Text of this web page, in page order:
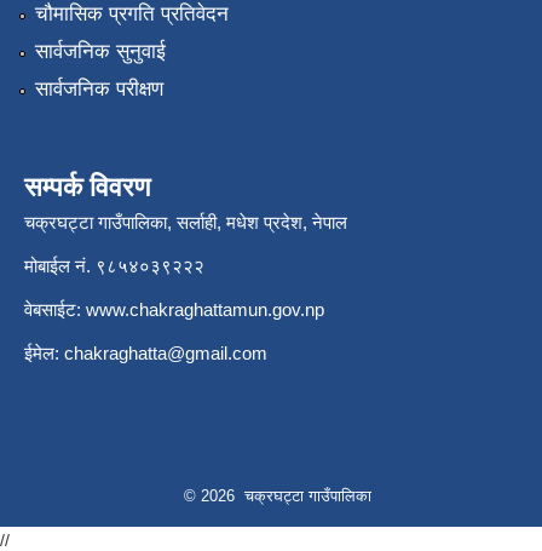
चौमासिक प्रगति प्रतिवेदन
सार्वजनिक सुनुवाई
सार्वजनिक परीक्षण
सम्पर्क विवरण
चक्रघट्टा गाउँपालिका, सर्लाही, मधेश प्रदेश, नेपाल
मोबाईल नं. ९८५४०३९२२२
वेबसाईट: www.chakraghattamun.gov.np
ईमेल: chakraghatta@gmail.com
© 2026 चक्रघट्टा गाउँपालिका
//